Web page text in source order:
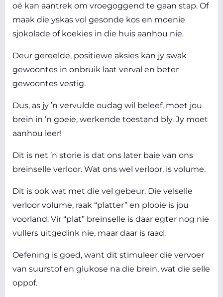
oë kan aantrek om vroegoggend te gaan stap. Of
maak die yskas vol gesonde kos en moenie
sjokolade of koekies in die huis aanhou nie.
Deur gereelde, positiewe aksies kan jy swak
gewoontes in onbruik laat verval en beter
gewoontes vestig.
Dus, as jy ’n vervulde oudag wil beleef, moet jou
brein in ’n goeie, werkende toestand bly. Jy moet
aanhou leer!
Dit is net ’n storie is dat ons later baie van ons
breinselle verloor. Wat ons wel verloor, is volume.
Dit is ook wat met die vel gebeur. Die velselle
verloor volume, raak “platter” en plooie is jou
voorland. Vir “plat” breinselle is daar egter nog nie
vullers uitgedink nie, maar daar is raad.
Oefening is goed, want dit stimuleer die vervoer
van suurstof en glukose na die brein, wat die selle
oppof.